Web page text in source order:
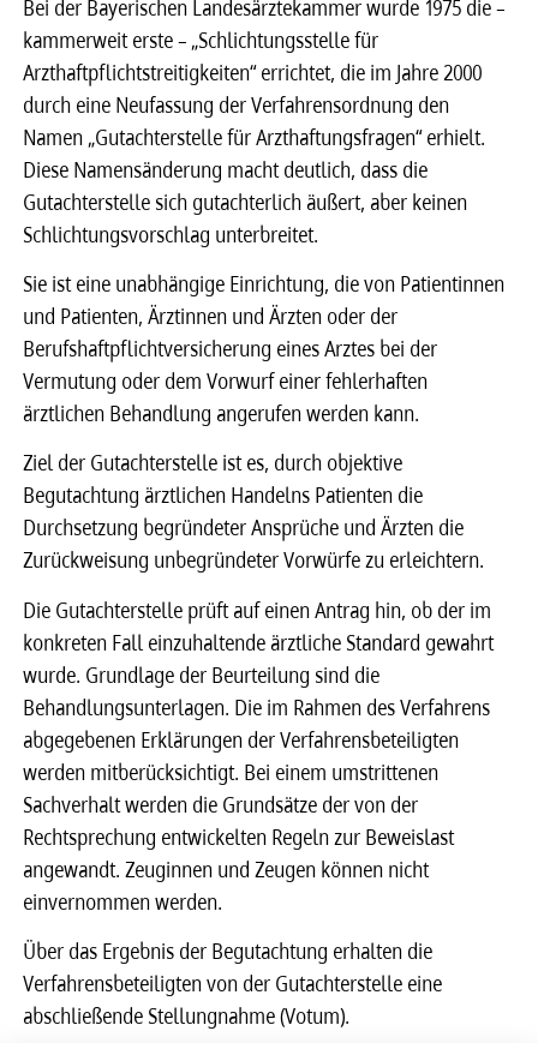
Bei der Bayerischen Landesärztekammer wurde 1975 die –
kammerweit erste – „Schlichtungsstelle für
Arzthaftpflichtstreitigkeiten“ errichtet, die im Jahre 2000
durch eine Neufassung der Verfahrensordnung den
Namen „Gutachterstelle für Arzthaftungsfragen“ erhielt.
Diese Namensänderung macht deutlich, dass die
Gutachterstelle sich gutachterlich äußert, aber keinen
Schlichtungsvorschlag unterbreitet.
Sie ist eine unabhängige Einrichtung, die von Patientinnen
und Patienten, Ärztinnen und Ärzten oder der
Berufshaftpflichtversicherung eines Arztes bei der
Vermutung oder dem Vorwurf einer fehlerhaften
ärztlichen Behandlung angerufen werden kann.
Ziel der Gutachterstelle ist es, durch objektive
Begutachtung ärztlichen Handelns Patienten die
Durchsetzung begründeter Ansprüche und Ärzten die
Zurückweisung unbegründeter Vorwürfe zu erleichtern.
Die Gutachterstelle prüft auf einen Antrag hin, ob der im
konkreten Fall einzuhaltende ärztliche Standard gewahrt
wurde. Grundlage der Beurteilung sind die
Behandlungsunterlagen. Die im Rahmen des Verfahrens
abgegebenen Erklärungen der Verfahrensbeteiligten
werden mitberücksichtigt. Bei einem umstrittenen
Sachverhalt werden die Grundsätze der von der
Rechtsprechung entwickelten Regeln zur Beweislast
angewandt. Zeuginnen und Zeugen können nicht
einvernommen werden.
Über das Ergebnis der Begutachtung erhalten die
Verfahrensbeteiligten von der Gutachterstelle eine
abschließende Stellungnahme (Votum).